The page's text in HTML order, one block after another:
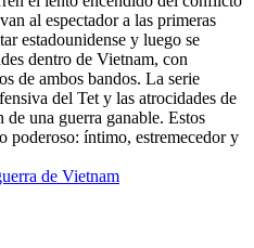
al espectador a las primeras
estadounidense y luego se
dentro de Vietnam, con
de ambos bandos. La serie
del Tet y las atrocidades de
una guerra ganable. Estos
poderoso: íntimo, estremecedor y
de Vietnam